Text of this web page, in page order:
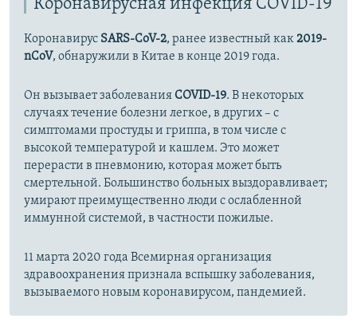
Коронавирусная инфекция COVID-19
Коронавирус SARS-CoV-2, ранее известный как2019-
nCoV, обнаружили в Китае в конце 2019 года.
Он вызывает заболеванияCOVID-19. В некоторых
случаях течение болезни легкое, в других – с
симптомами простуды и гриппа, в том числе с
высокой температурой и кашлем. Это может
перерасти в пневмонию, которая может быть
смертельной. Большинство больных выздоравливает;
умирают преимущественно люди с ослабленной
иммунной системой, в частности пожилые.
11 марта 2020 года Всемирная организация
здравоохранения признала вспышку заболевания,
вызываемого новым коронавирусом, пандемией.